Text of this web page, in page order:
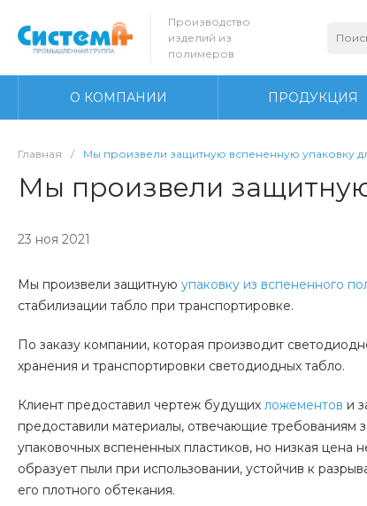
Производство
изделий из
полимеров
О КОМПАНИИ ПРОДУКЦИЯ
Главная / Мы произвели защитную вспененную упаковку
Мы произвели
23 ноя 2021
Мы произвели защитную упаковку из вспененного
стабилизации табло при транспортировке.
По заказу компании, которая производит
хранения и транспортировки светодиодных табло.
Клиент предоставил чертеж будущих ложементов и
предоставили материалы, отвечающие
упаковочных вспененных пластиков, но низкая цена
образует пыли при использовании, устойчив к
его плотного обтекания.